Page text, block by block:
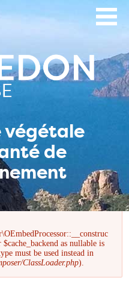
végétale
de
as nullable is
must be used instead in
ClassLoader.php).